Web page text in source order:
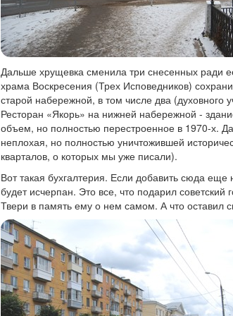
Дальше хрущевка сменила три снесенных ради
храма Воскресения (Трех Исповедников)
старой набережной, в том числе два (духовного
Ресторан «Якорь» на нижней набережной -
объем, но полностью перестроенное в 1970-х.
неплохая, но полностью уничтожившей
кварталов, о которых мы уже писали).
Вот такая бухгалтерия. Если добавить сюда
будет исчерпан. Это все, что подарил
Твери в память ему о нем самом. А что оставил